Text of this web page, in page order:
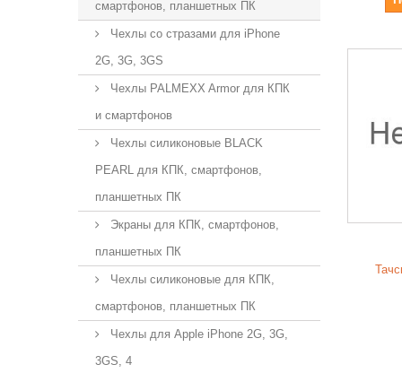
смартфонов, планшетных ПК
Чехлы со стразами для iPhone
2G, 3G, 3GS
Чехлы PALMEXX Armor для КПК
и смартфонов
Чехлы силиконовые BLACK
PEARL для КПК, смартфонов,
планшетных ПК
Экраны для КПК, смартфонов,
планшетных ПК
Чехлы силиконовые для КПК,
смартфонов, планшетных ПК
Чехлы для Apple iPhone 2G, 3G,
3GS, 4